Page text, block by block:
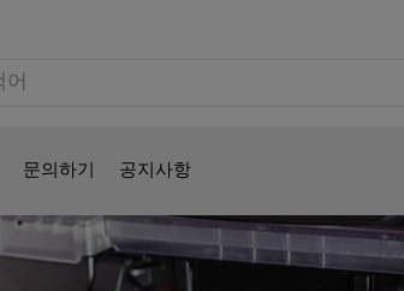
문의하기 공지사항